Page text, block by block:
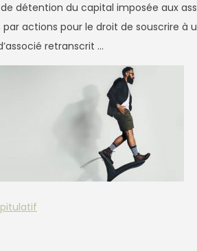
détention du capital imposée aux
par actions pour le droit de souscrire
retranscrit …